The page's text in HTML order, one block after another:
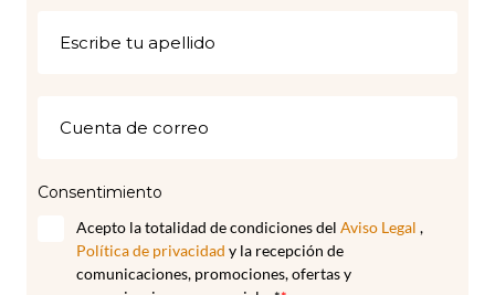
Consentimiento
Acepto la totalidad de condiciones del Aviso Legal ,
Política de privacidad y la recepción de
comunicaciones, promociones, ofertas y